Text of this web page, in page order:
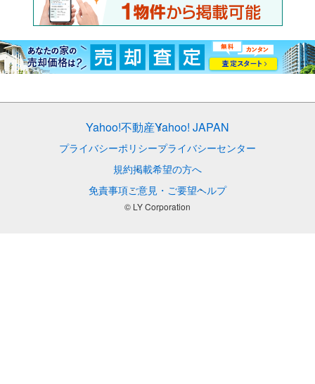
Yahoo!不動産Yahoo! JAPAN
プライバシーポリシープライバシーセンター
規約掲載希望の方へ
免責事項ご意見・ご要望ヘルプ
© LY Corporation